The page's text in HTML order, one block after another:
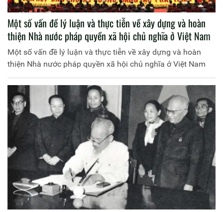
Một số vấn đề lý luận và thực tiễn về xây dựng và hoàn
thiện Nhà nước pháp quyền xã hội chủ nghĩa ở Việt Nam
Một số vấn đề lý luận và thực tiễn về xây dựng và hoàn
thiện Nhà nước pháp quyền xã hội chủ nghĩa ở Việt Nam